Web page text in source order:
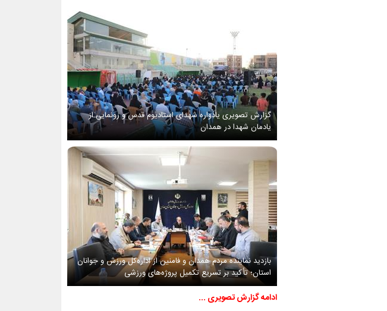
گزارش تصویری یادواره شهدای استادیوم قدس و رونمایی از
یادمان شهدا در همدان
بازدید نماینده مردم همدان و فامنین از اداره‌کل ورزش و جوانان
استان؛ تأکید بر تسریع تکمیل پروژه‌های ورزشی
ادامه گزارش تصویری ...